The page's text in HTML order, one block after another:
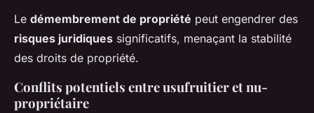
Le démembrement de propriété peut engendrer des
risques juridiques significatifs, menaçant la stabilité
des droits de propriété.
Conflits potentiels entre usufruitier et nu-
propriétaire